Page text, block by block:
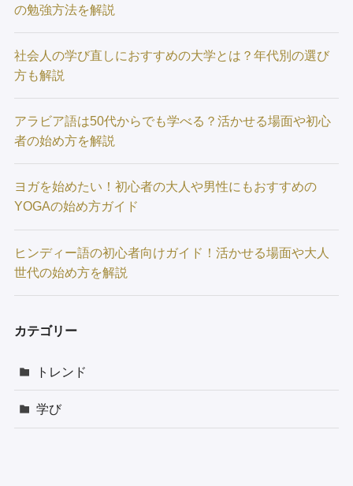
の勉強方法を解説
社会人の学び直しにおすすめの大学とは？年代別の選び
方も解説
アラビア語は50代からでも学べる？活かせる場面や初心
者の始め方を解説
ヨガを始めたい！初心者の大人や男性にもおすすめの
YOGAの始め方ガイド
ヒンディー語の初心者向けガイド！活かせる場面や大人
世代の始め方を解説
カテゴリー
トレンド
学び